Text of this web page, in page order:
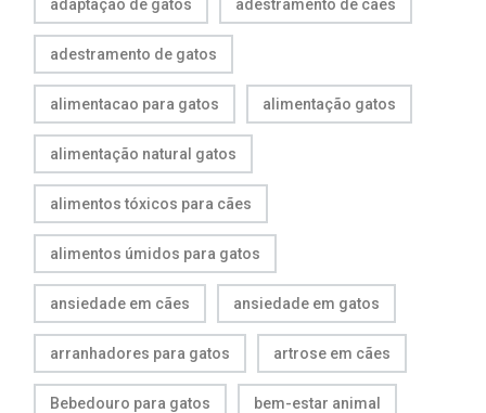
adaptação de gatos adestramento de cães
adestramento de gatos
alimentacao para gatos alimentação gatos
alimentação natural gatos
alimentos tóxicos para cães
alimentos úmidos para gatos
ansiedade em cães ansiedade em gatos
arranhadores para gatos artrose em cães
Bebedouro para gatos bem-estar animal